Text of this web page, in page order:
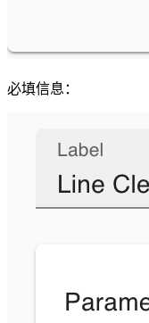
必填信息：